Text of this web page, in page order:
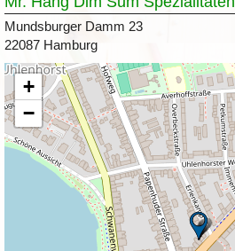
Mundsburger Damm 23
22087 Hamburg
+
−